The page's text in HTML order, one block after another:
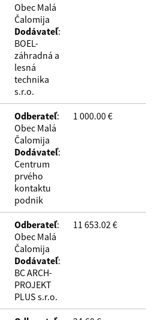
Obec Malá
Čalomija
Dodávateľ:
BOEL-
záhradná a
lesná
technika
s.r.o.
Odberateľ:
Obec Malá
Čalomija
Dodávateľ:
Centrum
prvého
kontaktu
podnik
1 000.00 €
Odberateľ:
Obec Malá
Čalomija
Dodávateľ:
BC ARCH-
PROJEKT
PLUS s.r.o.
11 653.02 €